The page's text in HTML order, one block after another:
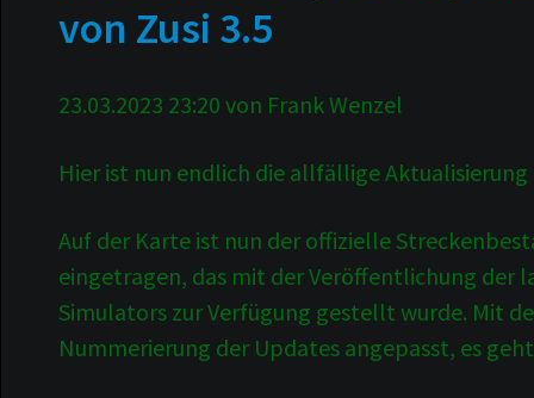
von Zusi 3.5
23.03.2023 23:20 von Frank Wenzel
Hier ist nun endlich die allfällige
Auf der Karte ist nun der offizielle
eingetragen, das mit der Veröffentlichung der
Simulators zur Verfügung gestellt wurde. Mit
Nummerierung der Updates angepasst, es